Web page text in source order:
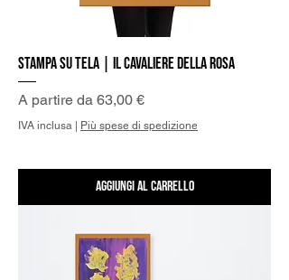
Stampa su Tela | Il Cavaliere della Rosa
A partire da 63,00 €
Prezzo scontato
IVA inclusa | Più spese di spedizione
Aggiungi al carrello